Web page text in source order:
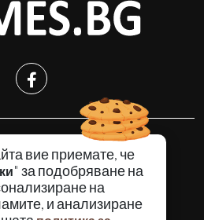
вие приемате, че
" за подобряване на
на
и анализиране
СВЕТА